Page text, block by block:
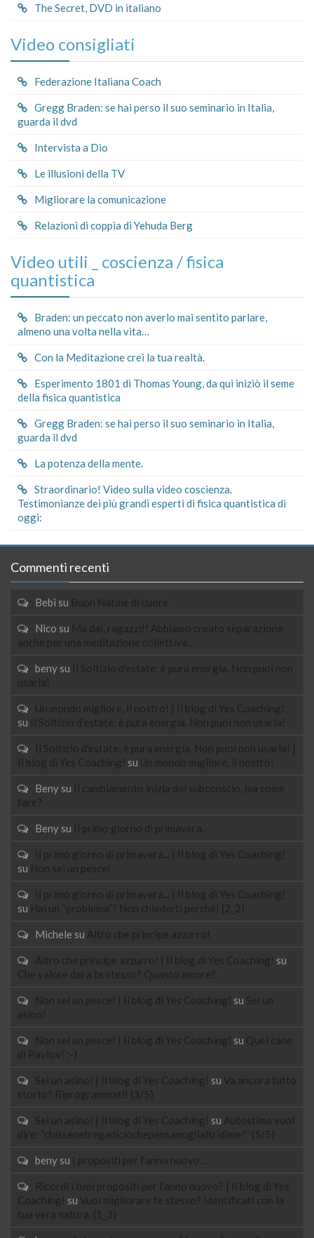
The Secret, DVD in italiano
Video consigliati
Federazione Italiana Coach
Gregg Braden: se hai perso il suo seminario in Italia,
guarda il dvd
Intervista a Dio
Le illusioni della TV
Migliorare la comunicazione
Relazioni di coppia di Yehuda Berg
Video utili _ coscienza / fisica
quantistica
Braden: un peccato non averlo mai sentito parlare,
almeno una volta nella vita…
Con la Meditazione crei la tua realtà.
Esperimento 1801 di Thomas Young, da qui iniziò il seme
della fisica quantistica
Gregg Braden: se hai perso il suo seminario in Italia,
guarda il dvd
La potenza della mente.
Straordinario! Video sulla video coscienza.
Testimonianze dei più grandi esperti di fisica quantistica di
oggi:
Commenti recenti
Bebi su Buon Natale di cuore
Nico su
Ma dai, ragazzi!! Abbiamo creato separazione
anche per una meditazione collettiva…
beny su
Il Soltizio d’estate: è pura energia. Non puoi non
usarla!
Un mondo migliore, il nostro! | Il blog di Yes Coaching!
su
Il Soltizio d’estate: è pura energia. Non puoi non usarla!
Il Soltizio d'estate: è pura energia. Non puoi non usarla! |
Il blog di Yes Coaching! su Un mondo migliore, il nostro!
Beny su
Il cambiamento inizia dal subconscio, ma come
fare?
Beny su Il primo giorno di primavera…
Il primo giorno di primavera... | Il blog di Yes Coaching!
su
Non sei un pesce!
Il primo giorno di primavera... | Il blog di Yes Coaching!
su
Hai un “problema”? Non chiederti perchè! (2_2)
Michele su Altro che principe azzurro!
Altro che principe azzurro! | Il blog di Yes Coaching! su
Che valore dai a te stesso? Quanto amore?
Non sei un pesce! | Il blog di Yes Coaching! su Sei un
asino!
Non sei un pesce! | Il blog di Yes Coaching! su
Quel cane
di Pavlov! :-)
Sei un asino! | Il blog di Yes Coaching! su Va ancora tutto
storto? Riprogrammati! (3/5)
Sei un asino! | Il blog di Yes Coaching! su
Autostima vuol
dire: “chissenefregadiciòchepensanoglialtridime?” (5/5)
beny su I propositi per l’anno nuovo…
Ricordi i tuoi propositi per l'anno nuovo? | Il blog di Yes
Coaching! su Vuoi migliorare te stesso? Identificati con la
tua vera natura. (1_3)